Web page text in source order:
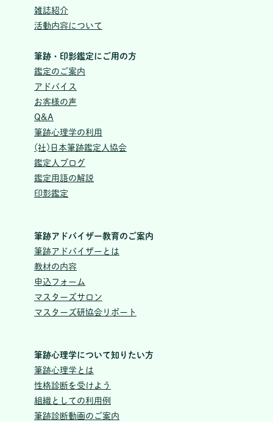
雑誌紹介
活動内容について
筆跡・印影鑑定にご用の方
鑑定のご案内
アドバイス
お客様の声
Q&A
筆跡心理学の利用
(社)日本筆跡鑑定人協会
鑑定人ブログ
鑑定用語の解説
印影鑑定
筆跡アドバイザー教育のご案内
筆跡アドバイザーとは
教材の内容
申込フォーム
マスターズサロン
マスターズ研協会リポート
筆跡心理学について知りたい方
筆跡心理学とは
性格診断を受けよう
組織としての利用例
筆跡診断動画のご案内